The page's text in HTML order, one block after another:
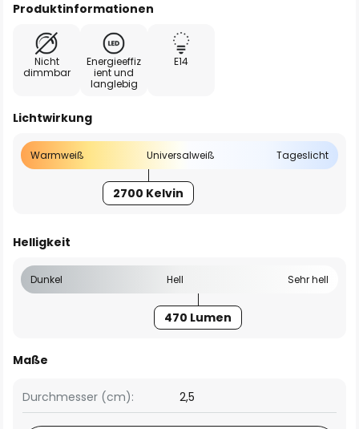
Produktinformationen
Nicht
dimmbar
Energieeffiz
ient und
langlebig
E14
Lichtwirkung
Warmweiß Universalweiß Tageslicht
2700 Kelvin
Helligkeit
Dunkel Hell Sehr hell
470 Lumen
Maße
Durchmesser (cm): 2,5